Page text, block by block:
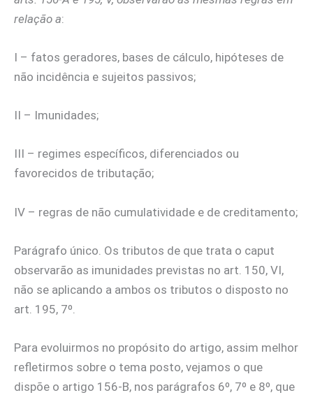
relação a:
I – fatos geradores, bases de cálculo, hipóteses de
não incidência e sujeitos passivos;
II – Imunidades;
III – regimes específicos, diferenciados ou
favorecidos de tributação;
IV – regras de não cumulatividade e de creditamento;
Parágrafo único. Os tributos de que trata o caput
observarão as imunidades previstas no art. 150, VI,
não se aplicando a ambos os tributos o disposto no
art. 195, 7º.
Para evoluirmos no propósito do artigo, assim melhor
refletirmos sobre o tema posto, vejamos o que
dispõe o artigo 156-B, nos parágrafos 6º, 7º e 8º, que